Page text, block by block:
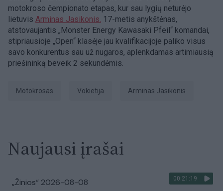
motokroso čempionato etapas, kur sau lygių neturėjo
lietuvis Arminas Jasikonis. 17-metis anykštėnas,
atstovaujantis „Monster Energy Kawasaki Pfeil“ komandai,
stipriausioje „Open“ klasėje jau kvalifikacijoje paliko visus
savo konkurentus sau už nugaros, aplenkdamas artimiausią
priešininką beveik 2 sekundėmis.
motokrosas Vokietija Arminas Jasikonis
Naujausi įrašai
00:21:19
„Žinios“ 2026-08-08